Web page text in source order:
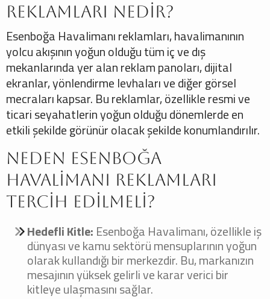
Reklamları Nedir?
Esenboğa Havalimanı reklamları, havalimanının
yolcu akışının yoğun olduğu tüm iç ve dış
mekanlarında yer alan reklam panoları, dijital
ekranlar, yönlendirme levhaları ve diğer görsel
mecraları kapsar. Bu reklamlar, özellikle resmi ve
ticari seyahatlerin yoğun olduğu dönemlerde en
etkili şekilde görünür olacak şekilde konumlandırılır.
Neden Esenboğa
Havalimanı Reklamları
Tercih Edilmeli?
Hedefli Kitle: Esenboğa Havalimanı, özellikle iş
dünyası ve kamu sektörü mensuplarının yoğun
olarak kullandığı bir merkezdir. Bu, markanızın
mesajının yüksek gelirli ve karar verici bir
kitleye ulaşmasını sağlar.